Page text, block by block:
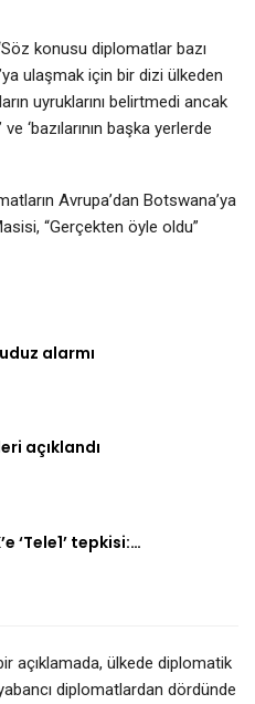
konusu diplomatlar bazı
ulaşmak için bir dizi ülkeden
uyruklarını belirtmedi ancak
ve ‘bazılarının başka yerlerde
Avrupa’dan Botswana’ya
“Gerçekten öyle oldu”
alarmı
açıklandı
‘Tele1’ tepkisi:…
açıklamada, ülkede diplomatik
diplomatlardan dördünde